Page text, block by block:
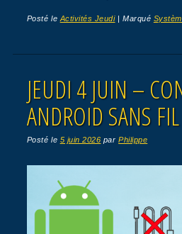
Posté le Activités Jeudi |Marqué
JEUDI 4 JUIN –
ANDROID SANS FIL
Posté le 5 juin 2026 parPhilippe